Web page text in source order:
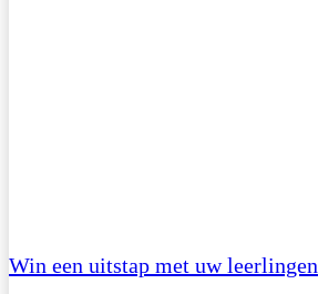
Win een uitstap met uw leerlingen